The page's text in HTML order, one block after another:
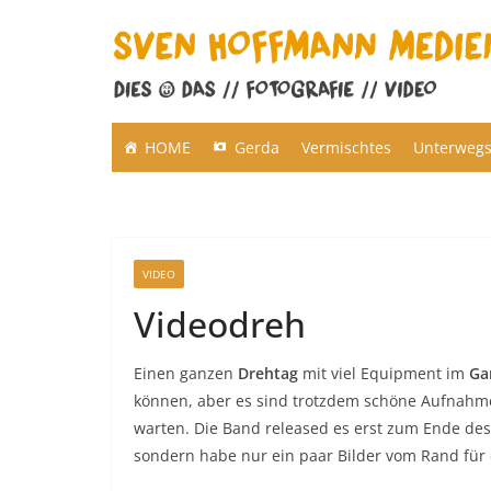
HOME Gerda Vermischtes Unterwegs
VIDEO
Videodreh
Einen ganzen Drehtag mit viel Equipment im
können, aber es sind trotzdem schöne
warten. Die Band released es erst zum Ende
sondern habe nur ein paar Bilder vom Rand für